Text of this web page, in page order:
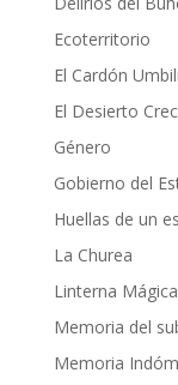
Ecoterritorio
El Cardón
El Desierto
Género
Gobierno del
Huellas de un
La Churea
Linterna Mágica
Memoria del
Memoria